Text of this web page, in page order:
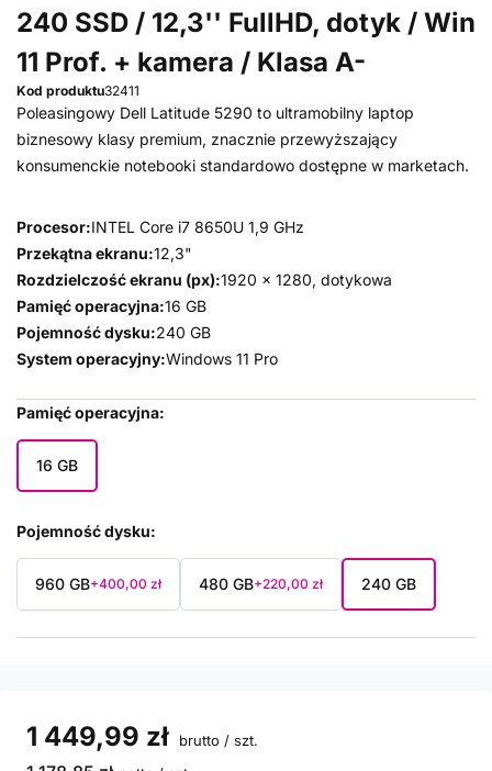
240 SSD / 12,3'' FullHD, dotyk / Win
11 Prof. + kamera / Klasa A-
Kod produktu32411
Poleasingowy Dell Latitude 5290 to ultramobilny laptop
biznesowy klasy premium, znacznie przewyższający
konsumenckie notebooki standardowo dostępne w marketach.
Procesor:INTEL Core i7 8650U 1,9 GHz
Przekątna ekranu:12,3"
Rozdzielczość ekranu (px):1920 x 1280, dotykowa
Pamięć operacyjna:16 GB
Pojemność dysku:240 GB
System operacyjny:Windows 11 Pro
Pamięć operacyjna
16 GB
Pojemność dysku
960 GB+400,00 zł 480 GB+220,00 zł 240 GB
1 449,99 zł brutto / szt.